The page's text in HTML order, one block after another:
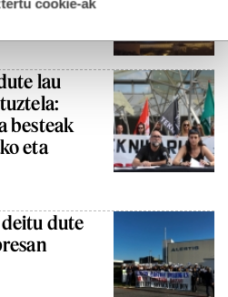
cookie-ak
lau
besteak
eta
dute